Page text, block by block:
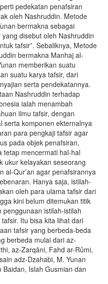
pedekatan penafsiran
oleh Nashruddin. Metode
bermakna sebagai
disebut oleh Nashruddin
tafsir”. Sebaliknya, Metode
bermakna Manhaj al-
memberikan suatu
suatu karya tafsir, dari
serta pendekatannya.
Nashruddin terhadap
ialah menambah
ilmu tafsir, dengan
serta komponen ekternalnya
para pengkaji tafsir agar
pada objek penafsiran,
tetap mencermati hal-hal
ukur kelayakan seseorang
al-Qur’an agar penafsirannya
Hanya saja, istilah-
oleh para ulama tafsir dari
kini belum ditemukan titik
penggunaan istilah-istilah
Itu bisa kita lihat dari
tafsir yang berbeda-beda
berbeda mulai dari az-
az-Zarqâni, Fahd ar-Rûmi,
adz-Dzahabi, M. Yunan
Baidan, Islah Gusmian dan